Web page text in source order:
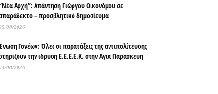
Αρχή”: Απάντηση Γιώργου Οικονόμου σε
– προσβλητικό δημοσίευμα
08/2026
Γονέων: Όλες οι παρατάξεις της αντιπολίτευσης
την ίδρυση Ε.Ε.Ε.Ε.Κ. στην Αγία Παρασκευή
08/2026